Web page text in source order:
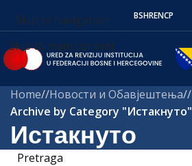
Skip to navigation
Skip to main content
BSHRENСР
Истакнуто
Home/ Новости и Обавјештења/
Archive by Category "Истакнуто"
Pretraga